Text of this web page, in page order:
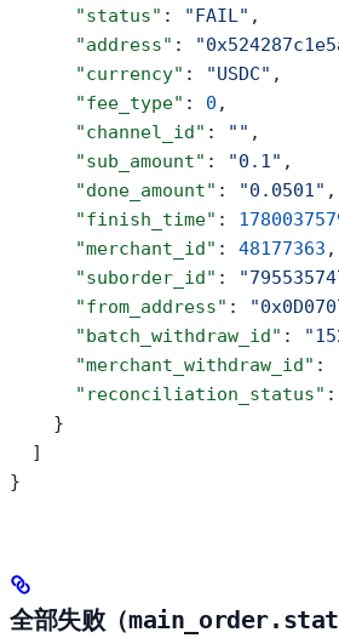
      "status"
: "FAIL" ,
      "address"
:
      "currency"
: "USDC" ,
      "fee_type"
: 0 ,
      "channel_id"
: "" ,
      "sub_amount"
: "0.1" ,
      "done_amount"
: "0.0501" ,
      "finish_time"
:
      "merchant_id"
: 48177363 ,
      "suborder_id"
:
      "from_address"
:
      "batch_withdraw_id"
:
      "merchant_withdraw_id"
:
      "reconciliation_status"
:
    }
  ]
}
全部失败（